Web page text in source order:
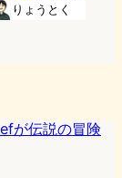
りょうとく
が伝説の冒険